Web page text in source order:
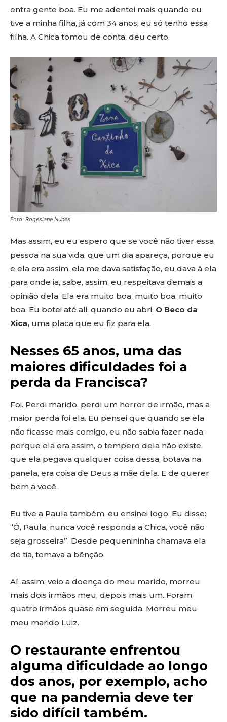
entra gente boa. Eu me adentei mais quando eu
tive a minha filha, já com 34 anos, eu só tenho essa
filha. A Chica tomou de conta, deu certo.
Foto: Rogeslane Nunes
Mas assim, eu eu espero que se você não tiver essa
pessoa na sua vida, que um dia apareça, porque eu
e ela era assim, ela me dava satisfação, eu dava à ela
para onde ia, sabe, assim, eu respeitava demais a
opinião dela. Ela era muito boa, muito boa, muito
boa. Eu botei até ali, quando eu abri, O Beco da
Xica, uma placa que eu fiz para ela.
Nesses 65 anos, uma das
maiores dificuldades foi a
perda da Francisca?
Foi. Perdi marido, perdi um horror de irmão, mas a
maior perda foi ela. Eu pensei que quando se ela
não ficasse mais comigo, eu não sabia fazer nada,
porque ela era assim, o tempero dela não existe,
que ela pegava qualquer coisa dessa, botava na
panela, era coisa de Deus a mãe dela. E de querer
bem a você.
Eu tive a Paula também, eu ensinei logo. Eu disse:
“Ó, Paula, nunca você responda a Chica, você não
seja grosseira”. Desde pequenininha chamava ela
de tia, tomava a bênção.
Aí, assim, veio a doença do meu marido, morreu
mais dois irmãos meu, depois mais um. Foram
quatro irmãos quase em seguida. Morreu meu
meu marido Luiz.
O restaurante enfrentou
alguma dificuldade ao longo
dos anos, por exemplo, acho
que na pandemia deve ter
sido difícil também.